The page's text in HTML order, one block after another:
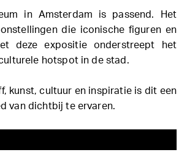
in Amsterdam is passend. Het
die iconische figuren en
deze expositie onderstreept het
hotspot in de stad.
kunst, cultuur en inspiratie is dit een
van dichtbij te ervaren.